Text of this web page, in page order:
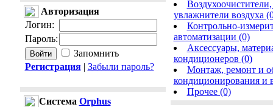
Авторизация
Логин:
Пароль:
Запомнить
Регистрация| Забыли пароль?
Cистема Orphus
увлажнители воздуха
Контрольно-
автоматизации (0)
Аксессуары,
кондиционеров (0)
Монтаж, ремонт и
кондиционирования и
Прочее (0)